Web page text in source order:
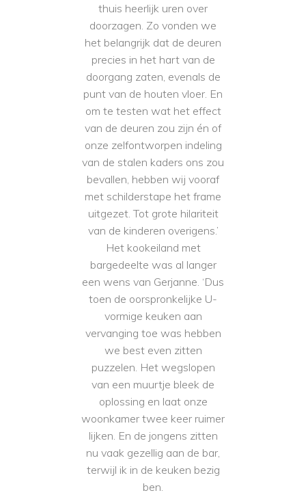
thuis heerlijk uren over
doorzagen. Zo vonden we
het belangrijk dat de deuren
precies in het hart van de
doorgang zaten, evenals de
punt van de houten vloer. En
om te testen wat het effect
van de deuren zou zijn én of
onze zelfontworpen indeling
van de stalen kaders ons zou
bevallen, hebben wij vooraf
met schilderstape het frame
uitgezet. Tot grote hilariteit
van de kinderen overigens.’
Het kookeiland met
bargedeelte was al langer
een wens van Gerjanne. ‘Dus
toen de oorspronkelijke U-
vormige keuken aan
vervanging toe was hebben
we best even zitten
puzzelen. Het wegslopen
van een muurtje bleek de
oplossing en laat onze
woonkamer twee keer ruimer
lijken. En de jongens zitten
nu vaak gezellig aan de bar,
terwijl ik in de keuken bezig
ben.